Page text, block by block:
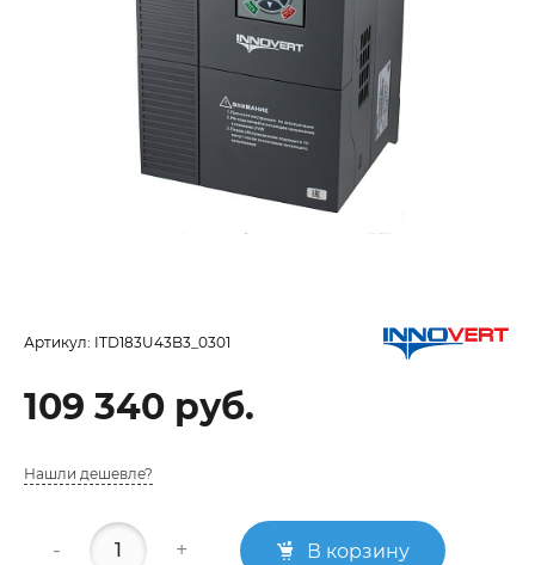
Артикул: ITD183U43B3_0301
109 340 руб.
Нашли дешевле?
- + В корзину